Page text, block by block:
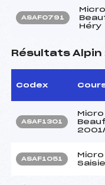
ASAF0791
Héry
Résultats Alpin
Codex
ASAF1301
Micro
ASAF1051
Micro